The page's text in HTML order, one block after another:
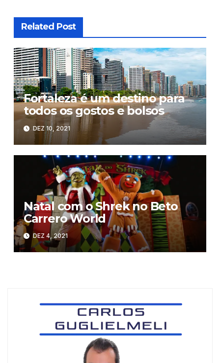
Related Post
Fortaleza é um destino para
todos os gostos e bolsos
DEZ 10, 2021
Natal com o Shrek no Beto
Carrero World
DEZ 4, 2021